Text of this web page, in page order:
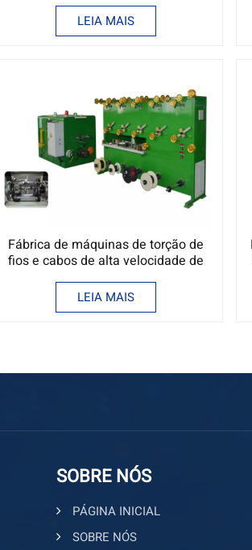
LEIA MAIS
Fábrica de máquinas de torção de
fios e cabos de alta velocidade de
500-650 mm
LEIA MAIS
SOBRE NÓS
PÁGINA INICIAL
SOBRE NÓS